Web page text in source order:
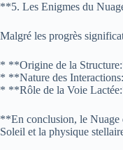
**5. Les Enigmes du
Malgré les progrès
* **Origine de la
* **Nature des
* **Rôle de la Voie
**En conclusion, le Nuage
Soleil et la physique